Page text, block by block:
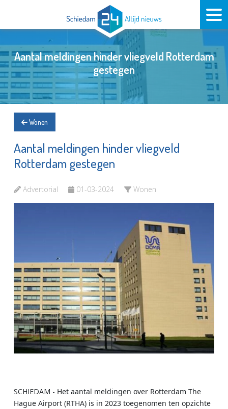
Aantal meldingen hinder vliegveld Rotterdam
gestegen
Wonen
Aantal meldingen hinder vliegveld
Rotterdam gestegen
Advertorial 01-03-2024 Wonen
SCHIEDAM - Het aantal meldingen over Rotterdam The
Hague Airport (RTHA) is in 2023 toegenomen ten opzichte